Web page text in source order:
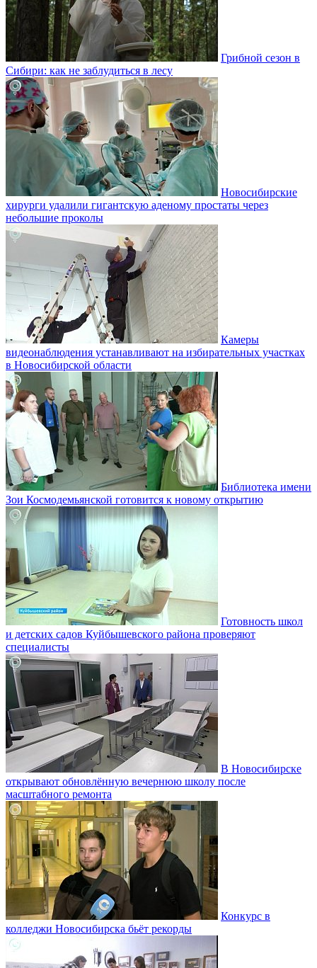
Грибной сезон в
Сибири: как не заблудиться в лесу
Новосибирские
хирурги удалили гигантскую аденому простаты через
небольшие проколы
Камеры
видеонаблюдения устанавливают на избирательных участках
в Новосибирской области
Библиотека имени
Зои Космодемьянской готовится к новому открытию
Готовность школ
и детских садов Куйбышевского района проверяют
специалисты
В Новосибирске
открывают обновлённую вечернюю школу после
масштабного ремонта
Конкурс в
колледжи Новосибирска бьёт рекорды